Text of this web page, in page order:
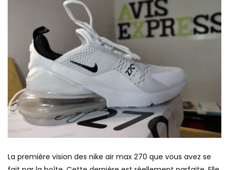
La première vision des nike air max 270 que vous avez se